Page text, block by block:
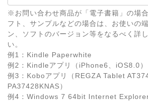
※お問い合わせ商品が「電子書籍」の場
フト、サンプルなどの場合は、お使いの
ン、ソフトのバージョン等をなるべく詳
い。
例1：Kindle Paperwhite
例2：Kindleアプリ（iPhone6、iOS8.0）
例3：Koboアプリ（REGZA Tablet
PA37428KNAS）
例4：Windows 7 64bit Internet